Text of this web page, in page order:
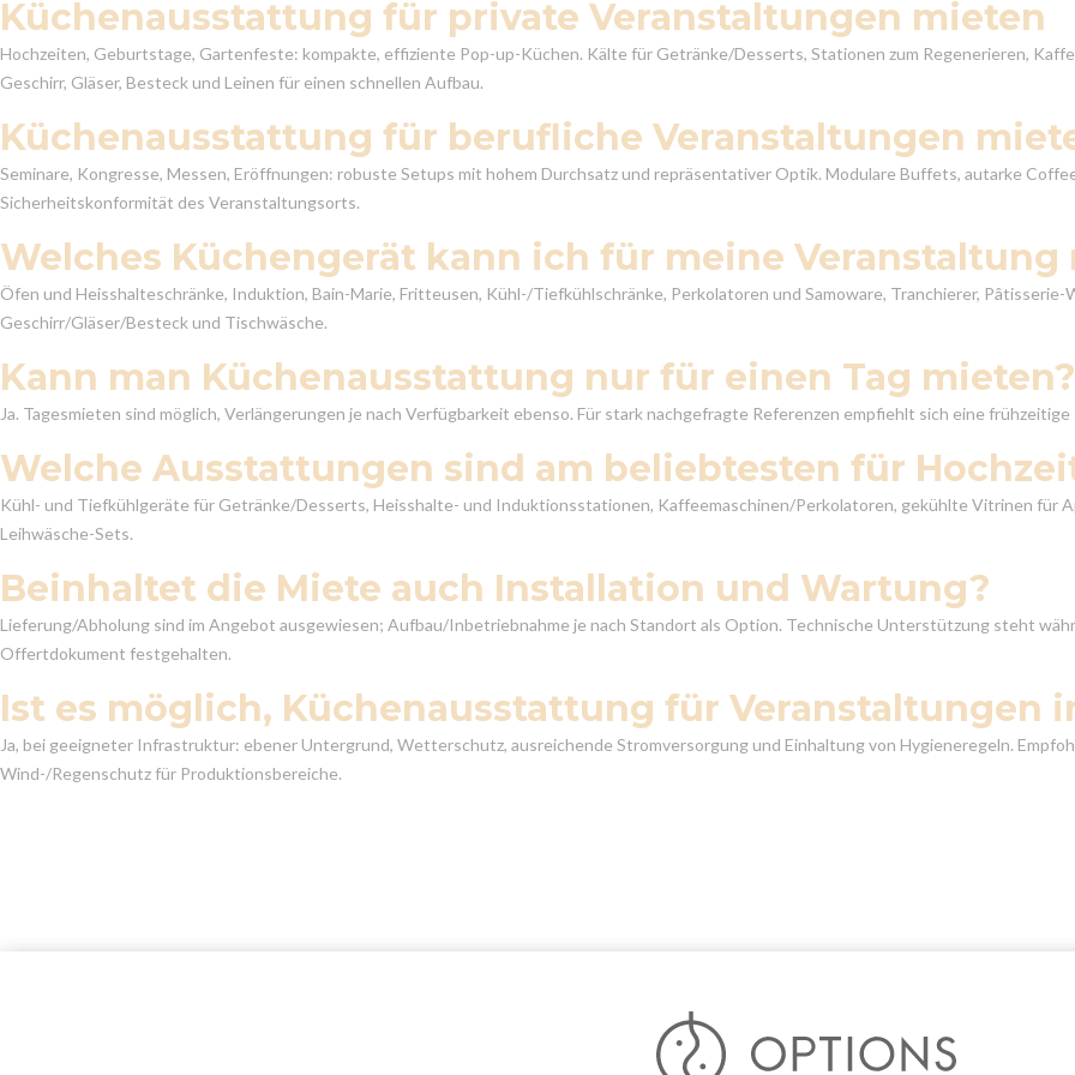
Küchenausstattung für private Veranstaltungen mieten
Hochzeiten, Geburtstage, Gartenfeste: kompakte, effiziente Pop-up-Küchen. Kälte für Getränke/Desserts, Stationen zum Regenerieren,
Geschirr, Gläser, Besteck und Leinen für einen schnellen Aufbau.
Küchenausstattung für berufliche Veranstaltungen
Seminare, Kongresse, Messen, Eröffnungen: robuste Setups mit hohem Durchsatz und repräsentativer Optik. Modulare Buffets, autarke
Sicherheitskonformität des Veranstaltungsorts.
Welches Küchengerät kann ich für meine Veranstaltung
Öfen und Heisshalteschränke, Induktion, Bain-Marie, Fritteusen, Kühl-/Tiefkühlschränke, Perkolatoren und Samoware, Tranchierer,
Geschirr/Gläser/Besteck und Tischwäsche.
Kann man Küchenausstattung nur für einen Tag mieten?
Ja. Tagesmieten sind möglich, Verlängerungen je nach Verfügbarkeit ebenso. Für stark nachgefragte Referenzen empfiehlt sich eine
Welche Ausstattungen sind am beliebtesten für
Kühl- und Tiefkühlgeräte für Getränke/Desserts, Heisshalte- und Induktionsstationen, Kaffeemaschinen/Perkolatoren, gekühlte Vitrinen für
Leihwäsche-Sets.
Beinhaltet die Miete auch Installation und Wartung?
Lieferung/Abholung sind im Angebot ausgewiesen; Aufbau/Inbetriebnahme je nach Standort als Option. Technische Unterstützung steht
Offertdokument festgehalten.
Ist es möglich, Küchenausstattung für Veranstaltungen
Ja, bei geeigneter Infrastruktur: ebener Untergrund, Wetterschutz, ausreichende Stromversorgung und Einhaltung von Hygieneregeln.
Wind-/Regenschutz für Produktionsbereiche.